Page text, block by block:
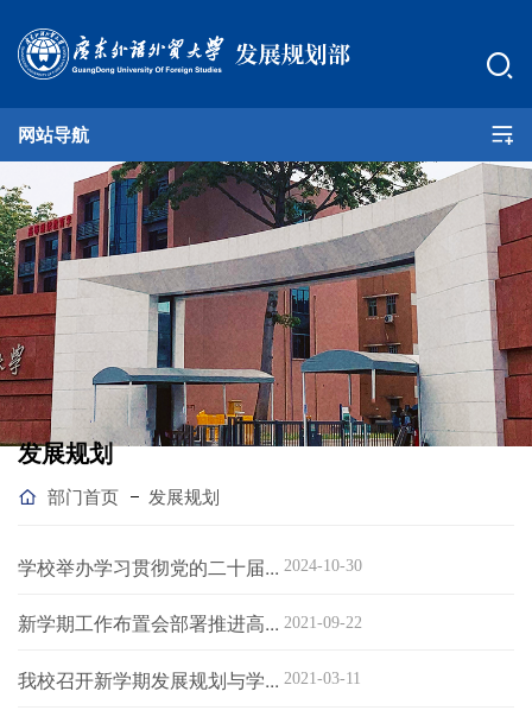
网站导航
部门首页
机构职能
支部建设
发展规划
学科建设
评估考核
高教研究
教育统计
发展规划
部门首页 发展规划
学校举办学习贯彻党的二十届... 2024-10-30
新学期工作布置会部署推进高... 2021-09-22
我校召开新学期发展规划与学... 2021-03-11